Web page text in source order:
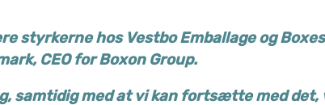
styrkerne hos Vestbo Emballage og
CEO for Boxon Group.
samtidig med at vi kan fortsætte med det,